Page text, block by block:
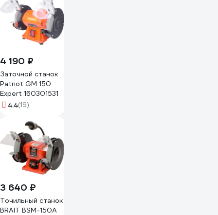
4 190 ₽
Заточной станок
Patriot GM 150
Expert 160301531
4.4(19)
3 640 ₽
Точильный станок
BRAIT BSM-150A